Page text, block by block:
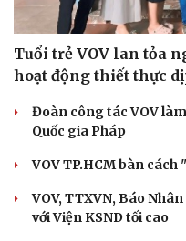
Tuổi trẻ VOV lan tỏa
hoạt động thiết thực
Đoàn công tác VOV
Quốc gia Pháp
VOV TP.HCM bàn
VOV, TTXVN, Báo
với Viện KSND tối cao